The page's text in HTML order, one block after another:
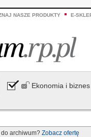
NASZE PRODUKTY E-
Ekonomia i biznes
archiwum? Zobacz ofertę